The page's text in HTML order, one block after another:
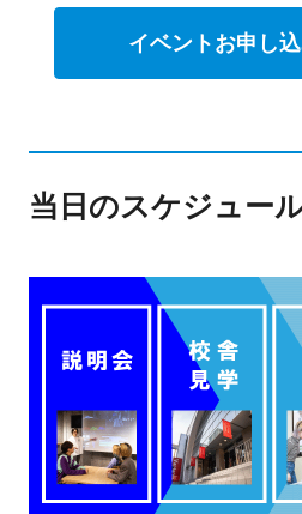
イベントお申し
当日のスケジュー